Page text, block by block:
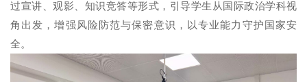
过宣讲、观影、知识竞答等形式，引导学生从国际政治学科视
角出发，增强风险防范与保密意识，以专业能力守护国家安
全。